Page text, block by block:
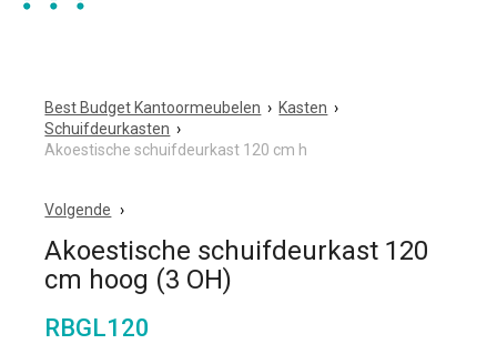
Best Budget Kantoormeubelen › Kasten ›
Schuifdeurkasten ›
Akoestische schuifdeurkast 120 cm h
Volgende
Akoestische schuifdeurkast 120
cm hoog (3 OH)
RBGL120